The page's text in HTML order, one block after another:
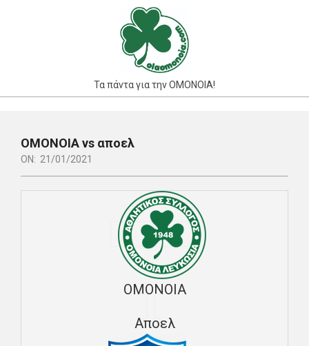
Τα πάντα για την ΟΜΟΝΟΙΑ!
Navigation
Menu
ΟΜΟΝΟΙΑ vs αποελ
ON: 21/01/2021
ΟΜΟΝΟΙΑ
Αποελ